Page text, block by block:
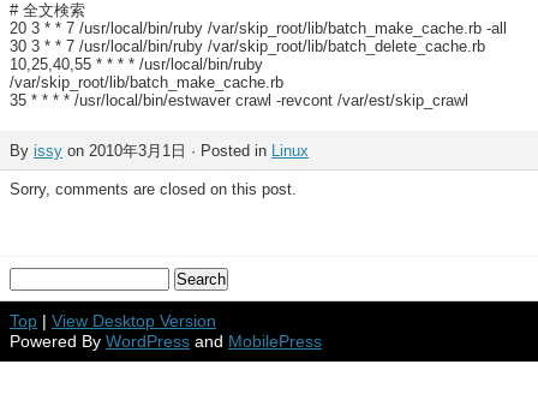
# 全文検索
20 3 * * 7 /usr/local/bin/ruby /var/skip_root/lib/batch_make_cache.rb -all
30 3 * * 7 /usr/local/bin/ruby /var/skip_root/lib/batch_delete_cache.rb
10,25,40,55 * * * * /usr/local/bin/ruby
/var/skip_root/lib/batch_make_cache.rb
35 * * * * /usr/local/bin/estwaver crawl -revcont /var/est/skip_crawl
By issy on 2010年3月1日 · Posted in Linux
Sorry, comments are closed on this post.
Top | View Desktop Version
Powered By WordPress and MobilePress